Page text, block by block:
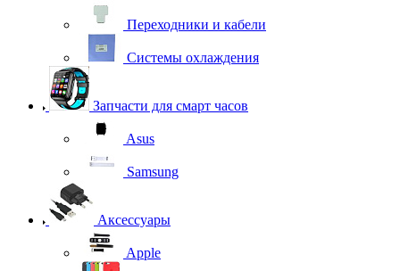
Переходники и кабели
Системы охлаждения
Запчасти для смарт часов
Asus
Samsung
Аксессуары
Apple